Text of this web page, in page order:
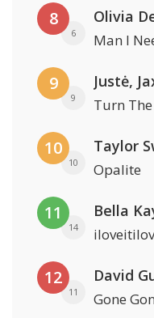
8
6
Olivia
Man I
9
9
Justė,
Turn
10
10
Taylor
Opalite
11
14
Bella
12
11 Gone